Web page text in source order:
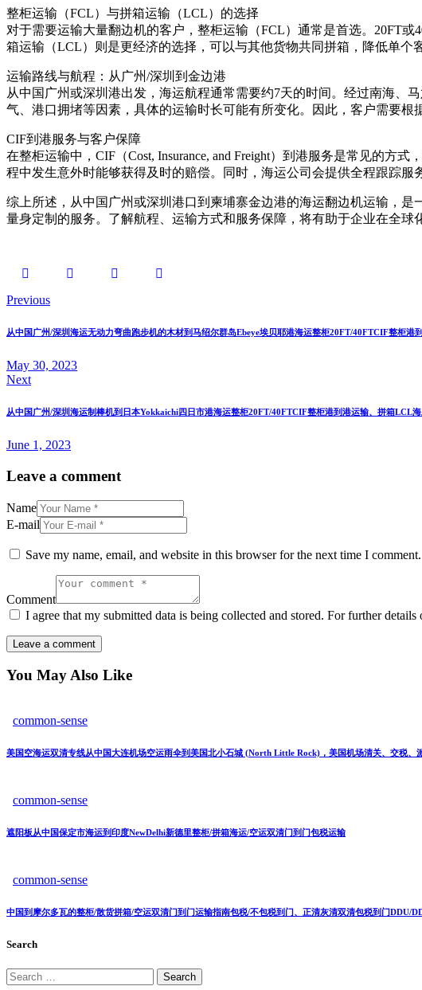
整柜运输（FCL）与拼箱运输（LCL）的选择
对于需要运输大量翻边机的客户，整柜运输（FCL）通常是首选。20FT
箱运输（LCL）则是更经济的选择，可以与其他货物共同拼箱，降低单个
运输路线与航程：从广州/深圳到金边港
从中国广州或深圳港出发，海运航程通常需要约7天的时间。经过南海、
气、港口拥堵等因素，具体的运输时长可能有所变化。因此，客户需要根
CIF到港服务与客户保障
在整柜运输中，CIF（Cost, Insurance, and Freight）到港服务是常见的方
程中发生意外时能够获得及时的赔偿。同时，海运公司会提供全程跟踪服
综上所述，从中国广州或深圳港口到柬埔寨金边港的海运翻边机运输，
量身定制的服务。了解航程、运输方式和服务保障，将有助于企业在全球
Previous
从中国广州/深圳海运无动力弯曲跑步机的木材到马绍尔群岛Ebeye埃贝耶港海运整柜20FT/40FTCIF整柜港
May 30, 2023
Next
从中国广州/深圳海运制棒机到日本Yokkaichi四日市港海运整柜20FT/40FTCIF整柜港到港运输、拼箱LCL
June 1, 2023
Leave a comment
Name
E-mail
Save my name, email, and website in this browser for the next time I comment.
Comment
I agree that my submitted data is being collected and stored. For further details
You May Also Like
common-sense
美国空海运双清专线从中国大连机场空运雨伞到美国北小石城 (North Little Rock)，美国机场清关、交税、
common-sense
遮阳板从中国保定市海运到印度NewDelhi新德里整柜/拼箱海运/空运双清门到门包税运输
common-sense
中国到摩尔多瓦的整柜/散货拼箱/空运双清门到门运输指南包税/不包税到门、正清灰清双清包税到门DDU/
Search